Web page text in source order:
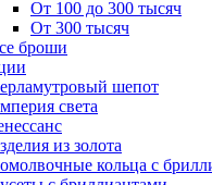
От 100 до 300 тысяч
От 300 тысяч
броши
шепот
света
из золота
кольца с